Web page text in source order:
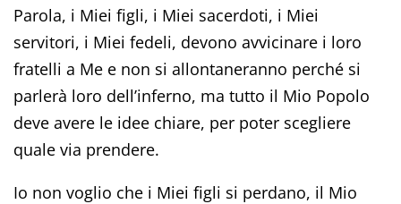
Parola, i Miei figli, i Miei sacerdoti, i Miei
servitori, i Miei fedeli, devono avvicinare i loro
fratelli a Me e non si allontaneranno perché si
parlerà loro dell’inferno, ma tutto il Mio Popolo
deve avere le idee chiare, per poter scegliere
quale via prendere.
Io non voglio che i Miei figli si perdano, il Mio